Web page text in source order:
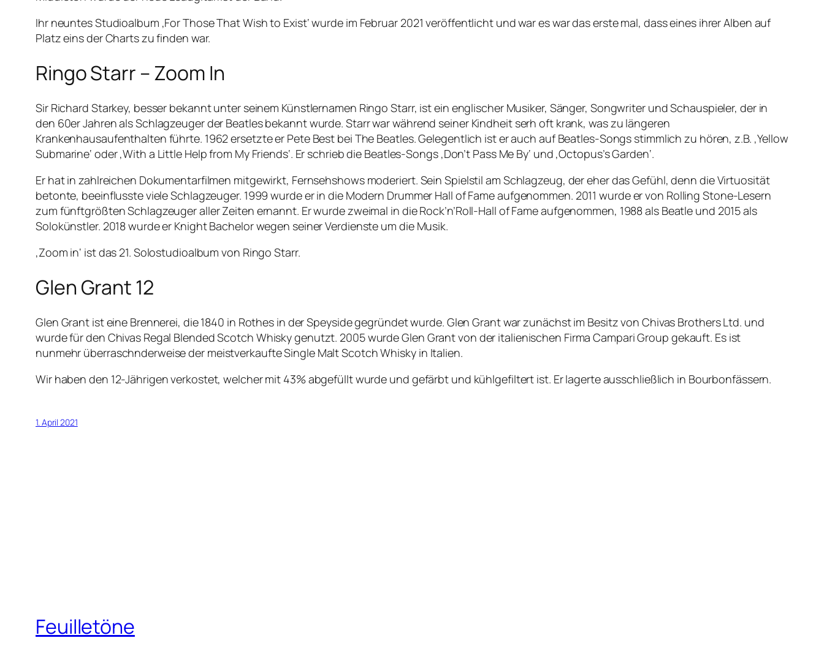
Ihr neuntes Studioalbum ‚For Those That Wish to Exist‘ wurde im Februar 2021 veröffentlicht und war es war das erste mal, dass eines ihrer Alben auf
Platz eins der Charts zu finden war.
Ringo Starr – Zoom In
Sir Richard Starkey, besser bekannt unter seinem Künstlernamen Ringo Starr, ist ein englischer Musiker, Sänger, Songwriter und Schauspieler, der in
den 60er Jahren als Schlagzeuger der Beatles bekannt wurde. Starr war während seiner Kindheit serh oft krank, was zu längeren
Krankenhausaufenthalten führte. 1962 ersetzte er Pete Best bei The Beatles. Gelegentlich ist er auch auf Beatles-Songs stimmlich zu hören, z.B. ‚Yellow
Submarine‘ oder ‚With a Little Help from My Friends‘. Er schrieb die Beatles-Songs ‚Don’t Pass Me By‘ und ‚Octopus’s Garden‘.
Er hat in zahlreichen Dokumentarfilmen mitgewirkt, Fernsehshows moderiert. Sein Spielstil am Schlagzeug, der eher das Gefühl, denn die Virtuosität
betonte, beeinflusste viele Schlagzeuger. 1999 wurde er in die Modern Drummer Hall of Fame aufgenommen. 2011 wurde er von Rolling Stone-Lesern
zum fünftgrößten Schlagzeuger aller Zeiten ernannt. Er wurde zweimal in die Rock’n’Roll-Hall of Fame aufgenommen, 1988 als Beatle und 2015 als
Solokünstler. 2018 wurde er Knight Bachelor wegen seiner Verdienste um die Musik.
‚Zoom in‘ ist das 21. Solostudioalbum von Ringo Starr.
Glen Grant 12
Glen Grant ist eine Brennerei, die 1840 in Rothes in der Speyside gegründet wurde. Glen Grant war zunächst im Besitz von Chivas Brothers Ltd. und
wurde für den Chivas Regal Blended Scotch Whisky genutzt. 2005 wurde Glen Grant von der italienischen Firma Campari Group gekauft. Es ist
nunmehr überraschnderweise der meistverkaufte Single Malt Scotch Whisky in Italien.
Wir haben den 12-Jährigen verkostet, welcher mit 43% abgefüllt wurde und gefärbt und kühlgefiltert ist. Er lagerte ausschließlich in Bourbonfässern.
1. April 2021
Feuilletöne